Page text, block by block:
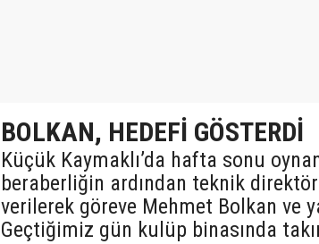
BOLKAN, HEDEFİ GÖSTERDİ
Küçük Kaymaklı’da hafta sonu
beraberliğin ardından teknik
verilerek göreve Mehmet Bolkan ve
Geçtiğimiz gün kulüp binasında